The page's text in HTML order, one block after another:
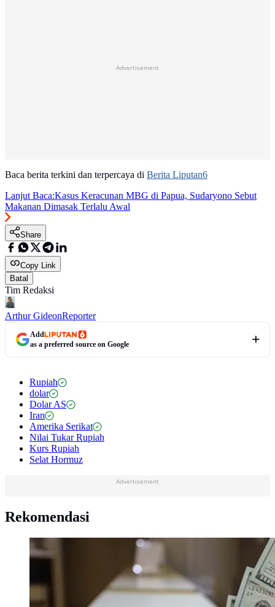
Advertisement
Baca berita terkini dan terpercaya di Berita Liputan6
Lanjut Baca:Kasus Keracunan MBG di Papua, Sudaryono Sebut
Makanan Dimasak Terlalu Awal
Share
Copy Link
Batal
Tim Redaksi
Arthur GideonReporter
Add
as a preferred source on Google
Rupiah
dolar
Dolar AS
Iran
Amerika Serikat
Nilai Tukar Rupiah
Kurs Rupiah
Selat Hormuz
Advertisement
Rekomendasi